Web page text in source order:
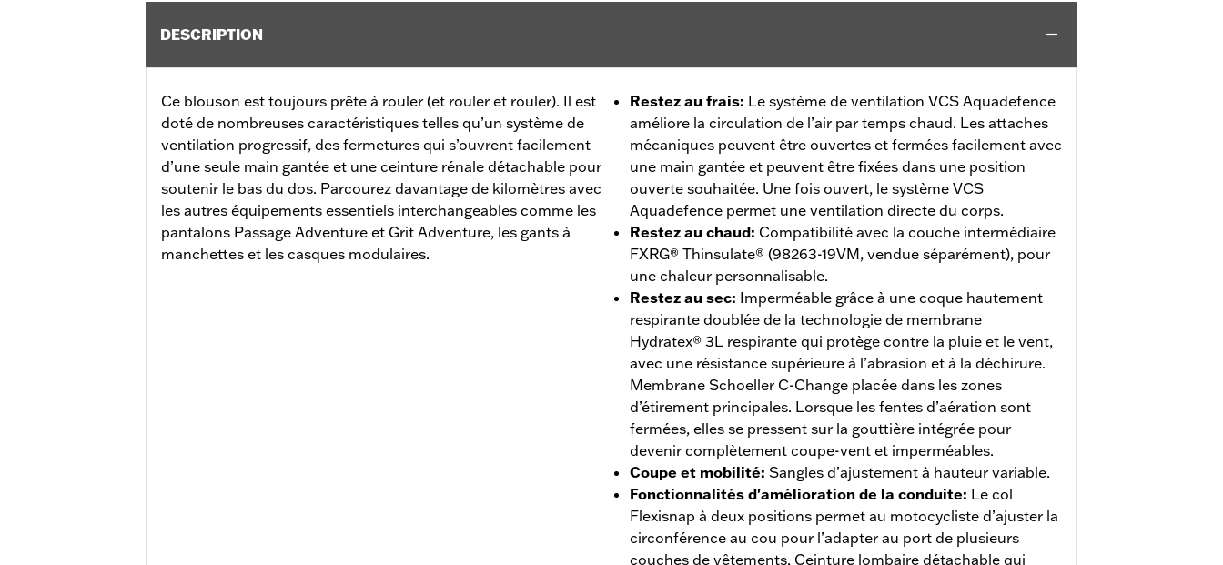
DESCRIPTION
Ce blouson est toujours prête à rouler (et rouler et rouler). Il est
doté de nombreuses caractéristiques telles qu’un système de
ventilation progressif, des fermetures qui s’ouvrent facilement
d’une seule main gantée et une ceinture rénale détachable pour
soutenir le bas du dos. Parcourez davantage de kilomètres avec
les autres équipements essentiels interchangeables comme les
pantalons Passage Adventure et Grit Adventure, les gants à
manchettes et les casques modulaires.
Restez au frais: Le système de ventilation VCS Aquadefence
améliore la circulation de l’air par temps chaud. Les attaches
mécaniques peuvent être ouvertes et fermées facilement avec
une main gantée et peuvent être fixées dans une position
ouverte souhaitée. Une fois ouvert, le système VCS
Aquadefence permet une ventilation directe du corps.
Restez au chaud: Compatibilité avec la couche intermédiaire
FXRG® Thinsulate® (98263-19VM, vendue séparément), pour
une chaleur personnalisable.
Restez au sec: Imperméable grâce à une coque hautement
respirante doublée de la technologie de membrane
Hydratex® 3L respirante qui protège contre la pluie et le vent,
avec une résistance supérieure à l’abrasion et à la déchirure.
Membrane Schoeller C-Change placée dans les zones
d’étirement principales. Lorsque les fentes d’aération sont
fermées, elles se pressent sur la gouttière intégrée pour
devenir complètement coupe-vent et imperméables.
Coupe et mobilité: Sangles d’ajustement à hauteur variable.
Fonctionnalités d'amélioration de la conduite: Le col
Flexisnap à deux positions permet au motocycliste d’ajuster la
circonférence au cou pour l’adapter au port de plusieurs
couches de vêtements. Ceinture lombaire détachable qui